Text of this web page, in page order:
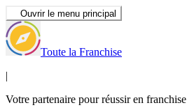
Ouvrir le menu principal
Toute la Franchise
|
Votre partenaire pour réussir en franchise